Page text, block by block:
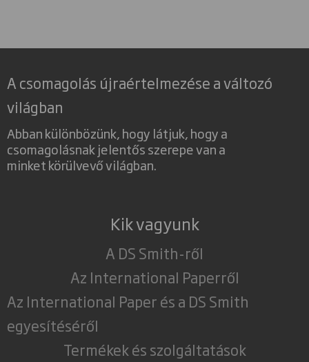
A csomagolás újraértelmezése a változó
világban
Abban különbözünk, hogy látjuk, hogy a
csomagolásnak jelentős szerepe van a
minket körülvevő világban.
Kik vagyunk
A DS Smith-ről
Az International Paperről
Az International Paper és a DS Smith
egyesítéséről
Termékek és szolgáltatások